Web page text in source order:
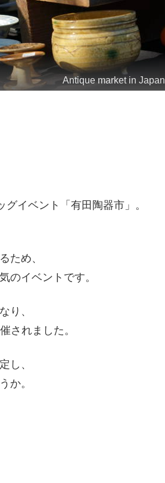
Antique market in Japan
イベント「有田陶器市」。
ため、
のイベントです。
り、
されました。
し、
か。